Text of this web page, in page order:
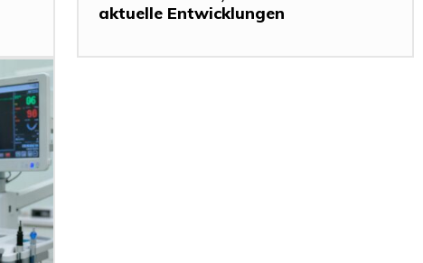
aktuelle Entwicklungen